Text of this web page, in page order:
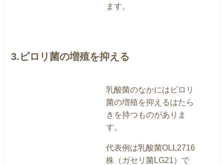
ます。
3.ピロリ菌の増殖を抑える
乳酸菌のなかにはピロリ
菌の増殖を抑えるはたら
きを持つものがありま
す。
代表例は乳酸菌OLL2716
株（ガセリ菌LG21）で